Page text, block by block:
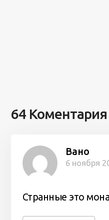
64 Коментария
Вано
6 ноября
Странные это